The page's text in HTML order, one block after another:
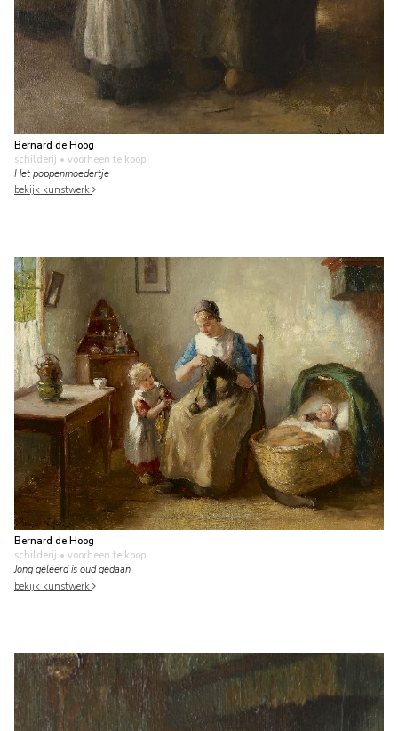
Bernard de Hoog
schilderij • voorheen te koop
Het poppenmoedertje
bekijk kunstwerk
Bernard de Hoog
schilderij • voorheen te koop
Jong geleerd is oud gedaan
bekijk kunstwerk